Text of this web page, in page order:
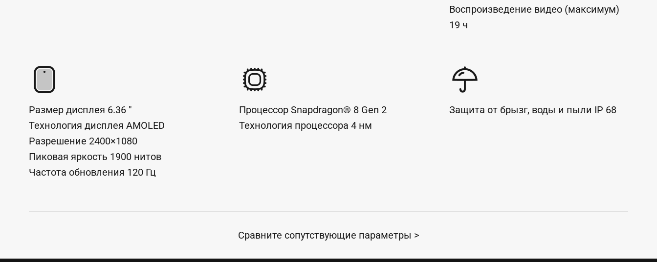
Воспроизведение видео (максимум)
19 ч
Размер дисплея 6.36 ''
Технология дисплея AMOLED
Разрешение 2400×1080
Пиковая яркость 1900 нитов
Частота обновления 120 Гц
Процессор Snapdragon® 8 Gen 2
Технология процессора 4 нм
Защита от брызг, воды и пыли IP 68
Сравните сопутствующие параметры >